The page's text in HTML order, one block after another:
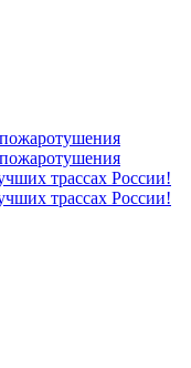
трассах России!
трассах России!